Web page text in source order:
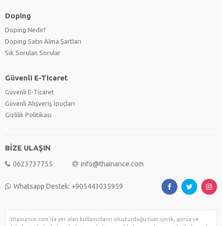
Doping
Doping Nedir?
Doping Satın Alma Şartları
Sık Sorulan Sorular
Güvenli E-Ticaret
Güvenli E-Ticaret
Güvenli Alışveriş İpuçları
Gizlilik Politikası
BİZE ULAŞIN
0623737755 info@thainance.com
Whatsapp Destek: +905443035959
thainance.com'da yer alan kullanıcıların oluşturduğu tüm içerik, görüş ve